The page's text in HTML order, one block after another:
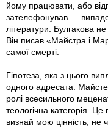
йому працювати, або
зателефонував —
літератури. Булгакова
Він писав «Майстра і
самої смерті.
Гіпотеза, яка з цього
одного адресата.
ролі всесильного
теологічна категорія.
визнай мою цінність, не